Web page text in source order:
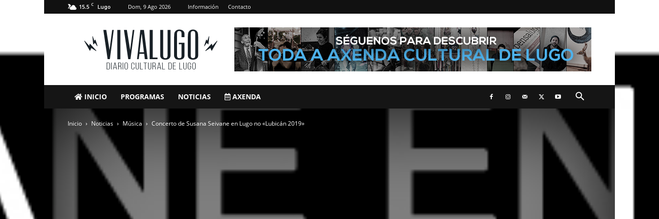
15.5 C Lugo Dom, 9 Ago 2026 Información Contacto
VivaLugo
INICIO PROGRAMAS NOTICIAS AXENDA
Inicio Noticias Música Concerto de Susana Seivane en Lugo no «Lubicán 2019»